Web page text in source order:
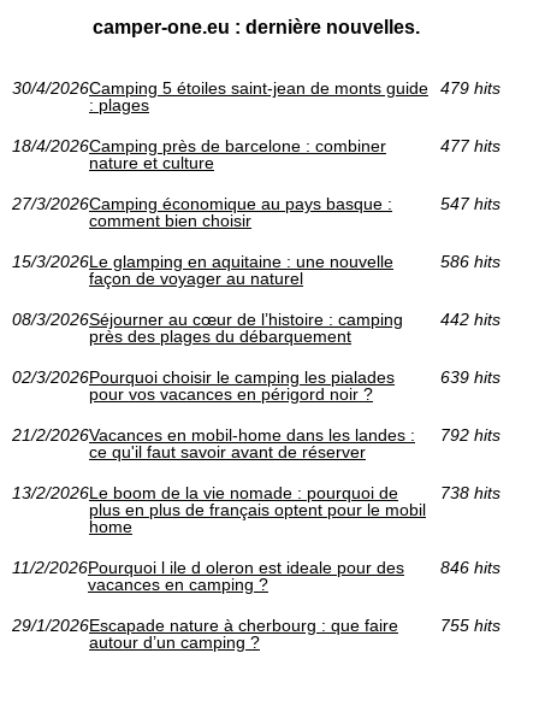
camper-one.eu : dernière nouvelles.
30/4/2026Camping 5 étoiles saint-jean de monts guide
: plages
479 hits
18/4/2026Camping près de barcelone : combiner
nature et culture
477 hits
27/3/2026Camping économique au pays basque :
comment bien choisir
547 hits
15/3/2026Le glamping en aquitaine : une nouvelle
façon de voyager au naturel
586 hits
08/3/2026Séjourner au cœur de l’histoire : camping
près des plages du débarquement
442 hits
02/3/2026Pourquoi choisir le camping les pialades
pour vos vacances en périgord noir ?
639 hits
21/2/2026Vacances en mobil-home dans les landes :
ce qu'il faut savoir avant de réserver
792 hits
13/2/2026Le boom de la vie nomade : pourquoi de
plus en plus de français optent pour le mobil
home
738 hits
11/2/2026Pourquoi l ile d oleron est ideale pour des
vacances en camping ?
846 hits
29/1/2026Escapade nature à cherbourg : que faire
autour d’un camping ?
755 hits